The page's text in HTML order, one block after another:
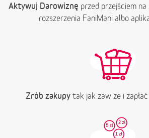
Aktywuj Darowiznę przed przejściem
rozszerzenia FaniMani albo
Zrób zakupytak jak zaw ze i